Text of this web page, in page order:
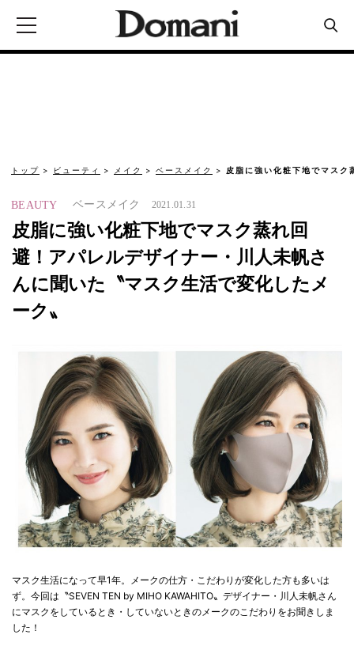
トップ ビューティ メイク ベースメイク 皮脂に強い化粧下地でマス
BEAUTY ベースメイク 2021.01.31
皮脂に強い化粧下地でマスク蒸れ回
避！アパレルデザイナー・川人未帆さ
んに聞いた〝マスク生活で変化したメ
ーク〟
マスク生活になって早1年。メークの仕方・こだわりが変化した方も多いは
ず。今回は〝SEVEN TEN by MIHO KAWAHITO〟デザイナー・川人未帆さん
にマスクをしているとき・していないときのメークのこだわりをお聞きしま
した！